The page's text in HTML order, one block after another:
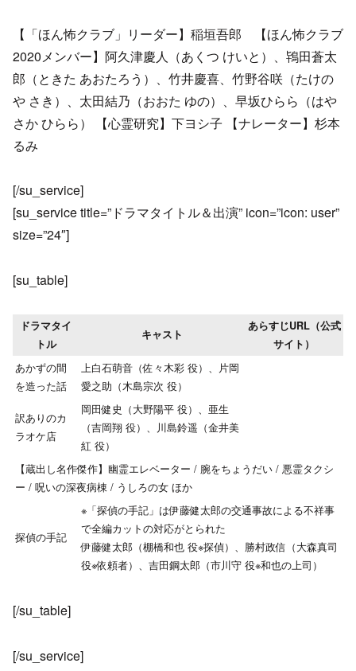
【「ほん怖クラブ」リーダー】稲垣吾郎 【ほん怖クラブ
2020メンバー】阿久津慶人（あくつ けいと）、鴇田蒼太
郎（ときた あおたろう）、竹井慶喜、竹野谷咲（たけの
や さき）、太田結乃（おおた ゆの）、早坂ひらら（はや
さか ひらら） 【心霊研究】下ヨシ子 【ナレーター】杉本
るみ
[/su_service]
[su_service title=”ドラマタイトル＆出演” icon=”icon: user”
size=”24″]
[su_table]
ドラマタイ
トル
キャスト
あらすじURL（公式
サイト）
あかずの間
を造った話
上白石萌音（佐々木彩 役）、片岡
愛之助（木島宗次 役）
訳ありのカ
ラオケ店
岡田健史（大野陽平 役）、亜生
（吉岡翔 役）、川島鈴遥（金井美
紅 役）
【蔵出し名作傑作】幽霊エレベーター / 腕をちょうだい / 悪霊タクシ
ー / 呪いの深夜病棟 / うしろの女 ほか
探偵の手記
※「探偵の手記」は伊藤健太郎の交通事故による不祥事
で全編カットの対応がとられた
伊藤健太郎（棚橋和也 役※探偵）、勝村政信（大森真司
役※依頼者）、吉田鋼太郎（市川守 役※和也の上司）
[/su_table]
[/su_service]